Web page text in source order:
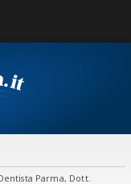
Parma, Dott.